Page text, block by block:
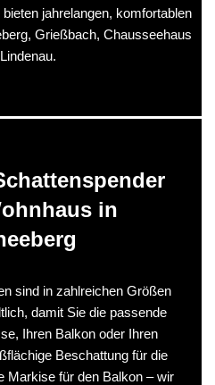
jahrelangen, komfortablen
Grießbach, Chausseehaus
in
sind in zahlreichen Größen
damit Sie die passende
Ihren Balkon oder Ihren
Beschattung für die
Markise für den Balkon – wir